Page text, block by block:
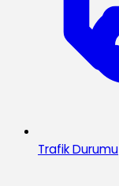
Trafik Durumu